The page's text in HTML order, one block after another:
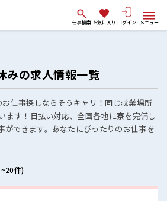
仕事検索 お気に入り ログイン メニュー
みの求人情報一覧
仕事探しならそうキャリ！同じ就業場所
ます！日払い対応、全国各地に寮を完備し
ができます。あなたにぴったりのお仕事を
件)